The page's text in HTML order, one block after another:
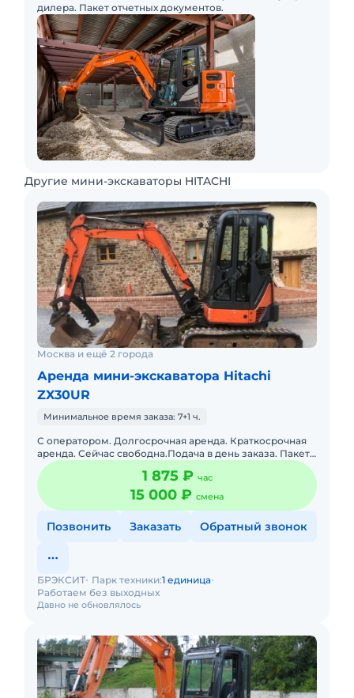
дилера. Пакет отчетных документов.
Другие мини-экскаваторы HITACHI
Москва и ещё 2 города
Аренда мини-экскаватора Hitachi
ZX30UR
Минимальное время заказа: 7+1 ч.
С оператором. Долгосрочная аренда. Краткосрочная
аренда. Сейчас свободна.Подача в день заказа. Пакет
отчетных документов. Топливо включено в стоимость.
1 875 ₽ час
15 000 ₽ смена
Позвонить Заказать Обратный звонок
Давно не обновлялось
БРЭКСИТ Парк техники:1 единица
Работаем без выходных